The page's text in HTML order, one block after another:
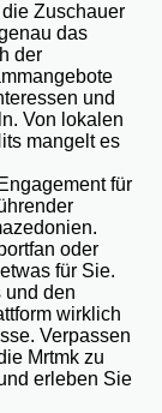
Zuschauer
das
der
und
Von lokalen
mangelt es
für
oder
für Sie.
und den
wirklich
Verpassen
Mrtmk zu
erleben Sie